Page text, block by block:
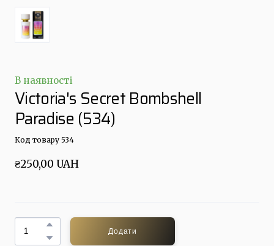
В наявності
Victoria's Secret Bombshell
Paradise (534)
Код товару 534
₴250,00 UAH
Додати